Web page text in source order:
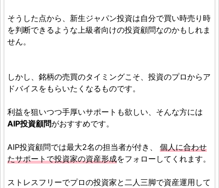
そうした点から、新生ジャパン投資は自分で買い時売り時
を判断できるような上級者向けの投資顧問なのかもしれま
せん。
しかし、銘柄の売買のタイミングこそ、投資のプロからア
ドバイスをもらいたくなるものです。
利益を狙いつつ手厚いサポートも欲しい、そんな方には
AIP投資顧問がおすすめです。
AIP投資顧問では最大2名の担当者が付き、 個人に合わせ
たサポートで投資家の資産形成をフォローしてくれます。
ストレスフリーでプロの投資家と二人三脚で資産運用して